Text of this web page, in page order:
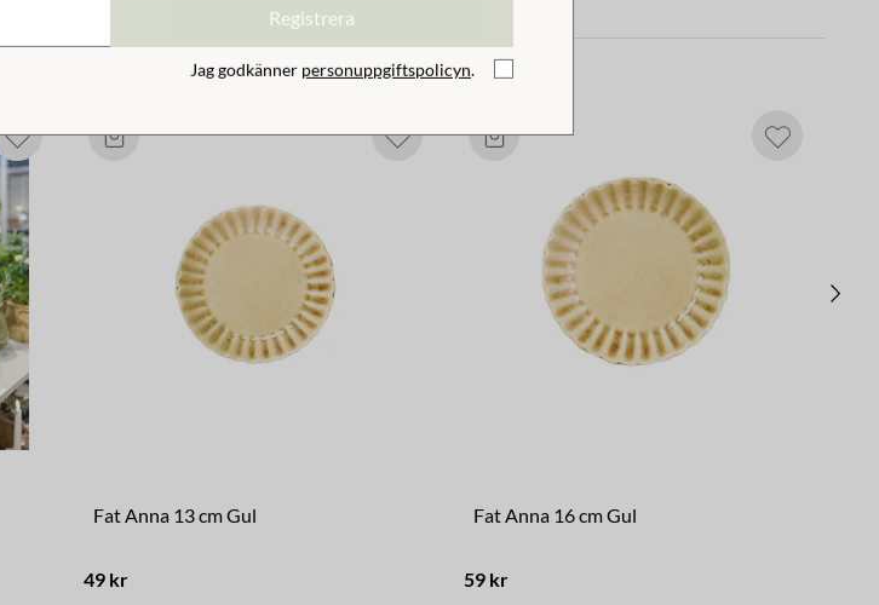
Fat Anna 13 cm Gul
49 kr
Fat Anna 16 cm Gul
59 kr
Registrera
Jag godkänner personuppgiftspolicyn.